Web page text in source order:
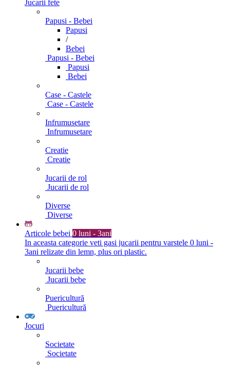
Jucarii fete
Papusi - Bebei
Papusi
/
Bebei
Papusi - Bebei
Papusi
Bebei
Case - Castele
Case - Castele
Infrumusetare
Infrumusetare
Creatie
Creatie
Jucarii de rol
Jucarii de rol
Diverse
Diverse
Articole bebei 0 luni - 3ani
In aceasta categorie veti gasi jucarii pentru varstele 0 luni -
3ani relizate din lemn, plus ori plastic.
Jucarii bebe
Jucarii bebe
Puericultură
Puericultură
Jocuri
Societate
Societate